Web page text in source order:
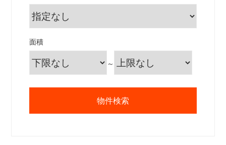
面積
～